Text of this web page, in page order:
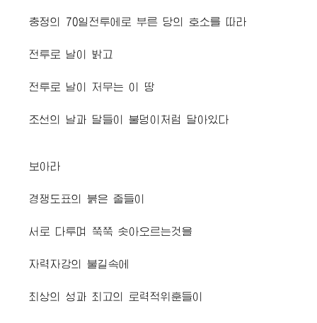
충정의 70일전투에로 부른 당의 호소를 따라
전투로 날이 밝고
전투로 날이 저무는 이 땅
조선의 날과 달들이 불덩이처럼 달아있다
보아라
경쟁도표의 붉은 줄들이
서로 다투며 쭉쭉 솟아오르는것을
자력자강의 불길속에
최상의 성과 최고의 로력적위훈들이